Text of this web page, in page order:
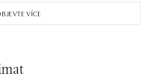
Avion, Bratislava
VÍCE